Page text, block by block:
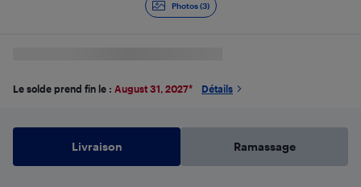
Photos (3)
Le solde prend fin le : August 31, 2027* Détails
Livraison Ramassage